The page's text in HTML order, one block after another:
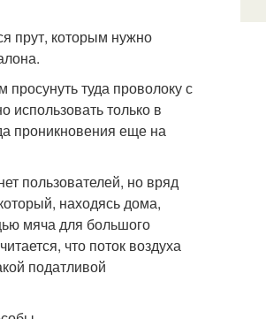
прут, которым нужно
туда проволоку с
использовать только в
проникновения еще на
пользователей, но вряд
находясь дома,
мяча для большого
что поток воздуха
податливой